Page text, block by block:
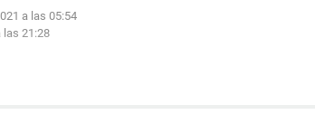
a las 05:54
las 21:28